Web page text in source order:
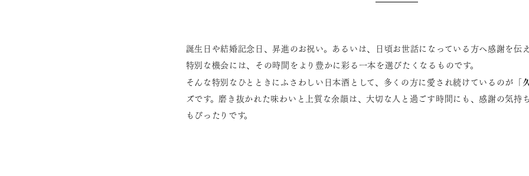
誕生日や結婚記念日、昇進のお祝い。あるいは、日頃お世話になっている方へ感謝を伝え
特別な機会には、その時間をより豊かに彩る一本を選びたくなるものです。
そんな特別なひとときにふさわしい日本酒として、多くの方に愛され続けているのが「
ズです。磨き抜かれた味わいと上質な余韻は、大切な人と過ごす時間にも、感謝の気持
もぴったりです。